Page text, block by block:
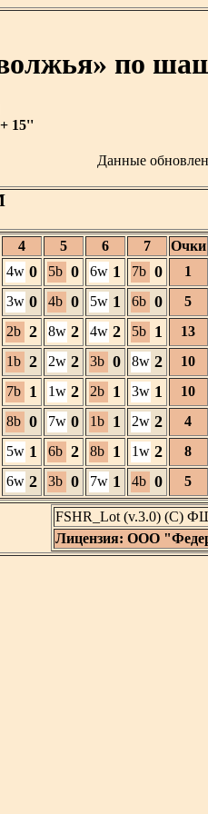
по
15''
Данные
4 5 6 7 Очки
4w 0 5b 0 6w 1 7b 0 1
3w 0 4b 0 5w 1 6b 0 5
2b 2 8w 2 4w 2 5b 1 13
1b 2 2w 2 3b 0 8w 2 10
7b 1 1w 2 2b 1 3w 1 10
8b 0 7w 0 1b 1 2w 2 4
5w 1 6b 2 8b 1 1w 2 8
6w 2 3b 0 7w 1 4b 0 5
FSHR_Lot (v.3.0) (C)
Лицензия: ООО